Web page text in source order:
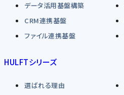
データ活用基盤構築
CRM連携基盤
ファイル連携基盤
HULFTシリーズ
選ばれる理由